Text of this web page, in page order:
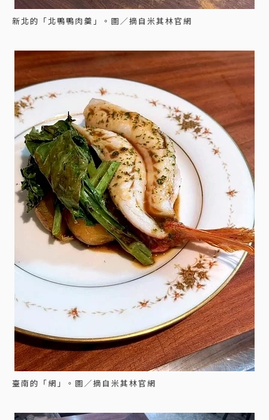
新北的「北鴨鴨肉羹」。圖／摘自米其林官網
臺南的「網」。圖／摘自米其林官網